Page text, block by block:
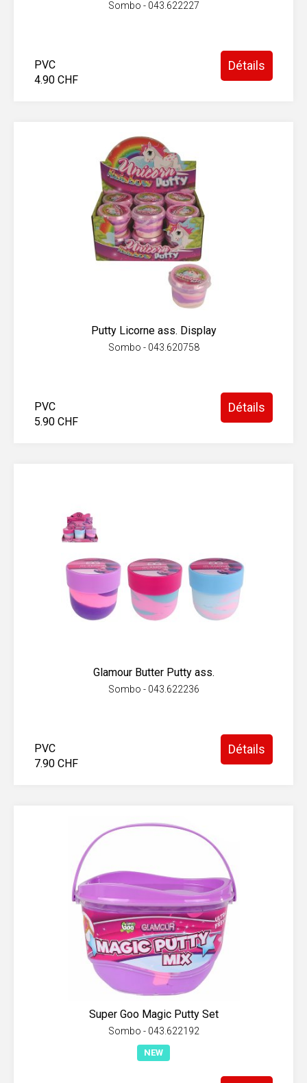
Sombo - 043.622227
PVC
4.90 CHF
Détails
Putty Licorne ass. Display
Sombo - 043.620758
PVC
5.90 CHF
Détails
Glamour Butter Putty ass.
Sombo - 043.622236
PVC
7.90 CHF
Détails
Super Goo Magic Putty Set
Sombo - 043.622192
NEW